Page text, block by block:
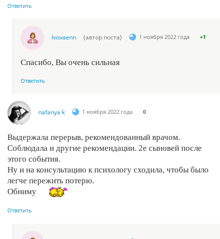
Ответить
lvovaenn (автор поста) 1 ноября 2022 года +1
Спасибо, Вы очень сильная
Ответить
nafanya k 1 ноября 2022 года 0
Выдержала перерыв, рекомендованный врачом.
Соблюдала и другие рекомендации. 2е сыновей после
этого события.
Ну и на консультацию к психологу сходила, чтобы было
легче пережить потерю.
Обниму
Ответить